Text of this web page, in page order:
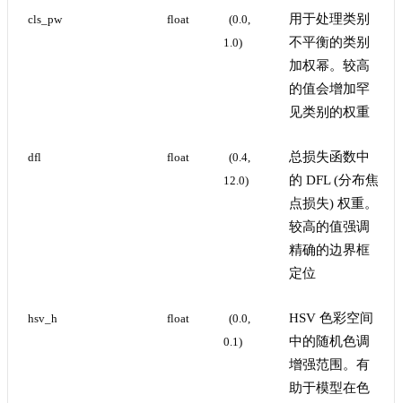
cls_pw float
(0.0,
1.0)
用于处理类别
不平衡的类别
加权幂。较高
的值会增加罕
见类别的权重
dfl float
(0.4,
12.0)
总损失函数中
的 DFL (分布焦
点损失) 权重。
较高的值强调
精确的边界框
定位
hsv_h float
(0.0,
0.1)
HSV 色彩空间
中的随机色调
增强范围。有
助于模型在色